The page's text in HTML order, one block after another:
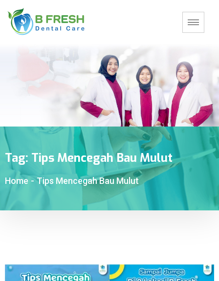
Tag: Tips Mencegah Bau Mulut
Home - Tips Mencegah Bau Mulut